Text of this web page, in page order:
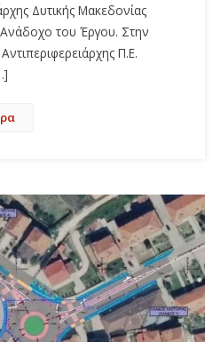
Δυτικής Μακεδονίας
του Έργου. Στην
Π.Ε.